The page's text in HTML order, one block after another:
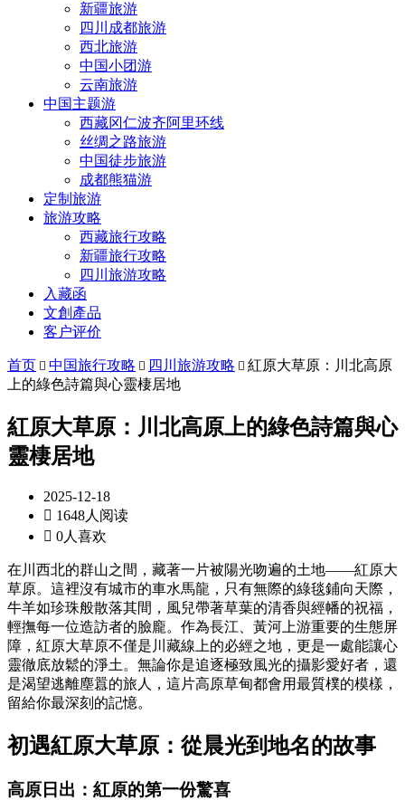
新疆旅游
四川成都旅游
西北旅游
中国小团游
云南旅游
中国主题游
西藏冈仁波齐阿里环线
丝绸之路旅游
中国徒步旅游
成都熊猫游
定制旅游
旅游攻略
西藏旅行攻略
新疆旅行攻略
四川旅游攻略
入藏函
文創產品
客户评价
首页  中国旅行攻略  四川旅游攻略  紅原大草原：川北高原
上的綠色詩篇與心靈棲居地
紅原大草原：川北高原上的綠色詩篇與心
靈棲居地
2025-12-18
 1648人阅读
 0人喜欢
在川西北的群山之間，藏著一片被陽光吻遍的土地——紅原大
草原。這裡沒有城市的車水馬龍，只有無際的綠毯鋪向天際，
牛羊如珍珠般散落其間，風兒帶著草葉的清香與經幡的祝福，
輕撫每一位造訪者的臉龐。作為長江、黃河上游重要的生態屏
障，紅原大草原不僅是川藏線上的必經之地，更是一處能讓心
靈徹底放鬆的淨土。無論你是追逐極致風光的攝影愛好者，還
是渴望逃離塵囂的旅人，這片高原草甸都會用最質樸的模樣，
留給你最深刻的記憶。
初遇紅原大草原：從晨光到地名的故事
高原日出：紅原的第一份驚喜